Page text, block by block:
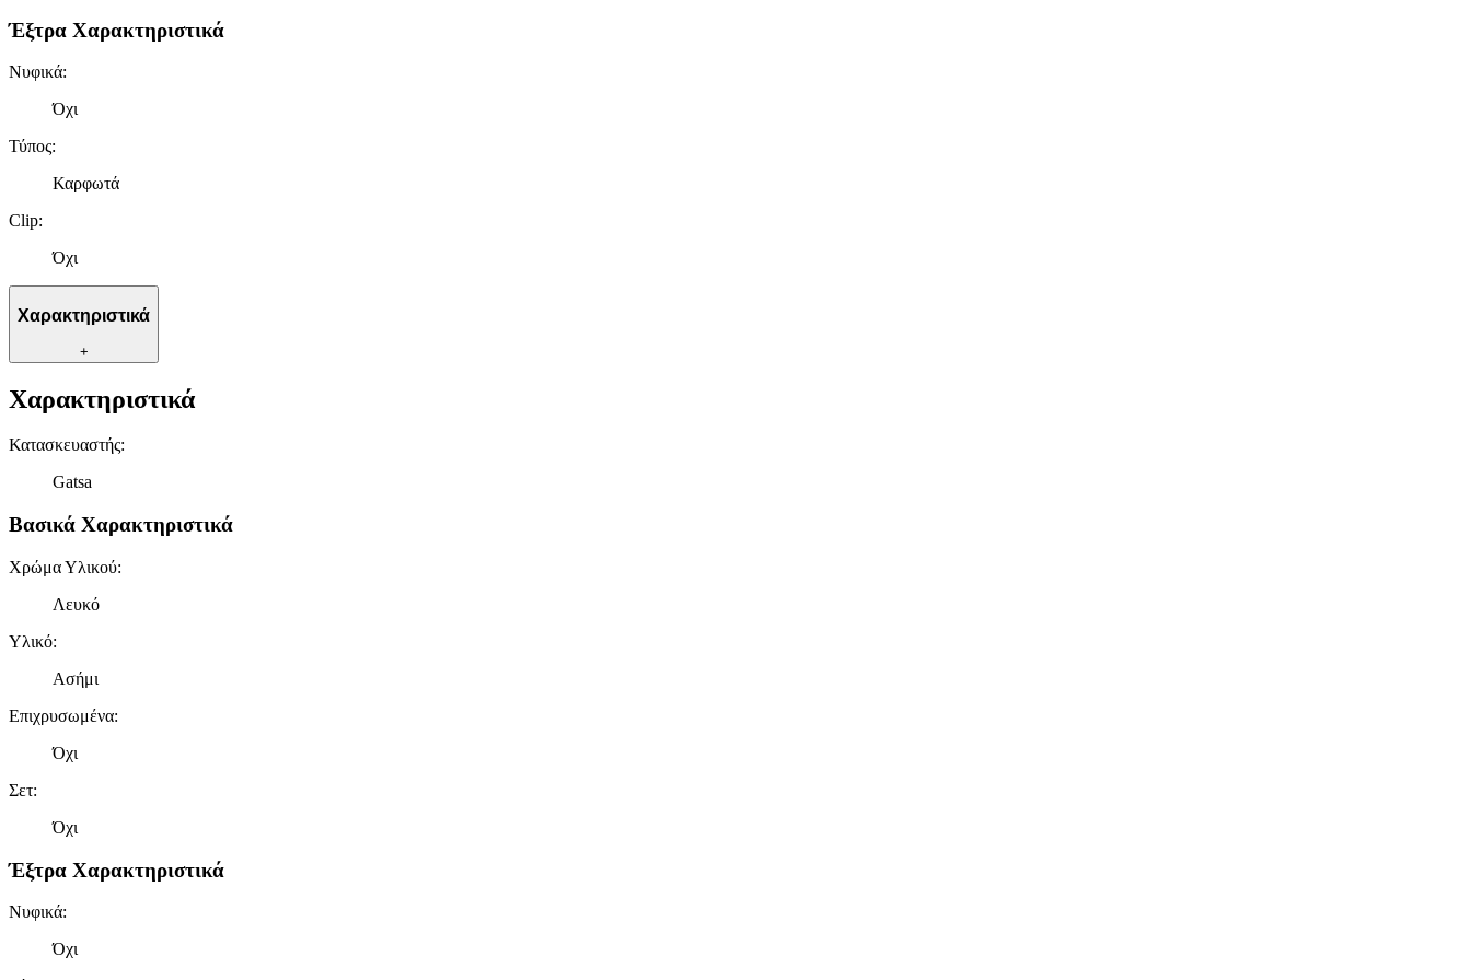
Έξτρα Χαρακτηριστικά
Νυφικά:
Όχι
Τύπος:
Καρφωτά
Clip:
Όχι
Χαρακτηριστικά
+
Χαρακτηριστικά
Κατασκευαστής:
Gatsa
Βασικά Χαρακτηριστικά
Χρώμα Υλικού:
Λευκό
Υλικό:
Ασήμι
Επιχρυσωμένα:
Όχι
Σετ:
Όχι
Έξτρα Χαρακτηριστικά
Νυφικά:
Όχι